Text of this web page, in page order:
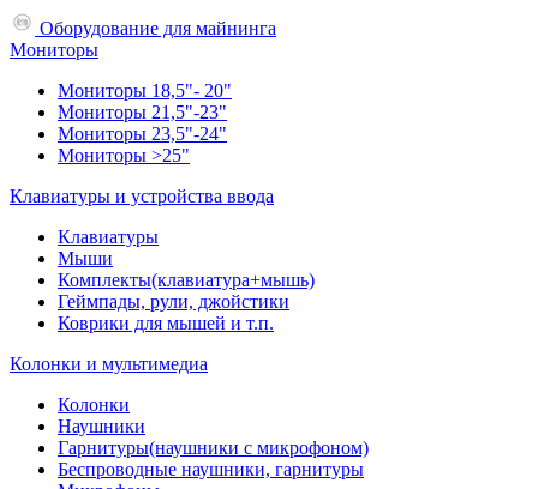
Оборудование для майнинга
Мониторы
Мониторы 18,5"- 20"
Мониторы 21,5"-23"
Мониторы 23,5"-24"
Мониторы >25"
Клавиатуры и устройства ввода
Клавиатуры
Мыши
Комплекты(клавиатура+мышь)
Геймпады, рули, джойстики
Коврики для мышей и т.п.
Колонки и мультимедиа
Колонки
Наушники
Гарнитуры(наушники с микрофоном)
Беспроводные наушники, гарнитуры